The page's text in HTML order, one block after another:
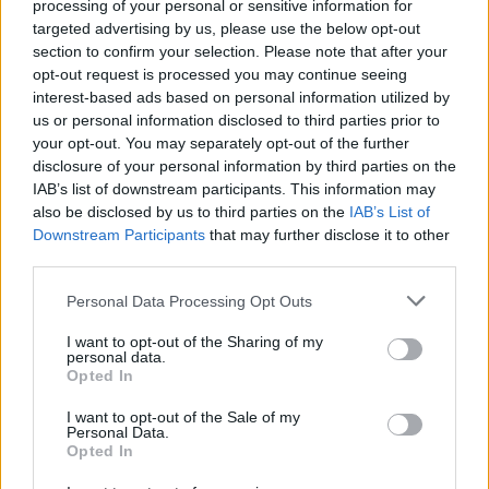
processing of your personal or sensitive information for
targeted advertising by us, please use the below opt-out
section to confirm your selection. Please note that after your
opt-out request is processed you may continue seeing
interest-based ads based on personal information utilized by
us or personal information disclosed to third parties prior to
your opt-out. You may separately opt-out of the further
disclosure of your personal information by third parties on the
IAB’s list of downstream participants. This information may
also be disclosed by us to third parties on the IAB’s List of
Downstream Participants that may further disclose it to other
Please note that this website/app uses one or more Google
not limited to your visit or usage behaviour. You may click to
grant or deny consent to Google and its third-party tags to
use your data for below specified purposes in below Google
consent section.
Personal Data Processing Opt Outs
I want to opt-out of the Sharing of my
personal data.
Opted In
I want to opt-out of the Sale of my
Personal Data.
Opted In
Março de
2022
$
31,43
$ 28,60 $ 33,95
$
31,28
6%
Abril de
2022
$
31,75
$ 28,57 $ 38,10
$
33,34
1%
Maio de
2022
$
30,16
$ 25,64 $ 32,27
$
28,95
-5%
Junho de
2022
$
30,76
$ 29,23 $ 36,92
$
33,07
2%
Julho de
$
33,22
$ 29,57 $ 34,89 8%
Agosto de
$
Setembro
$